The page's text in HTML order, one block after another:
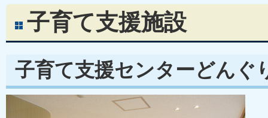
子育て支援施設
子育て支援センターどんぐ